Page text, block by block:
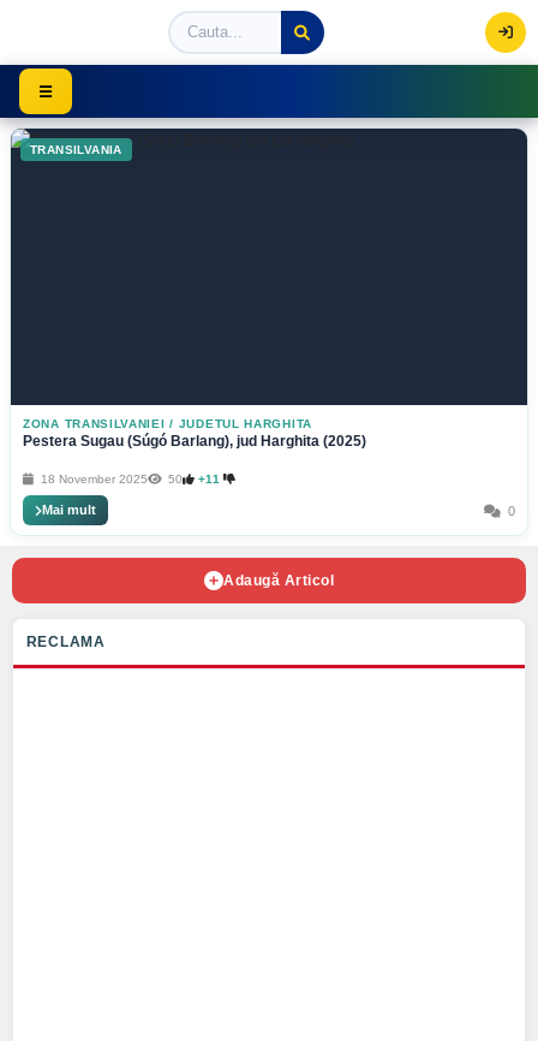
Viziteaza Romania | Obiective Turistice | Trasee
☰
TRANSILVANIA
ZONA TRANSILVANIEI / JUDETUL HARGHITA
Pestera Sugau (Súgó Barlang), jud Harghita (2025)
18 November 2025 50 +11
Mai mult 0
Adaugă Articol
RECLAMA